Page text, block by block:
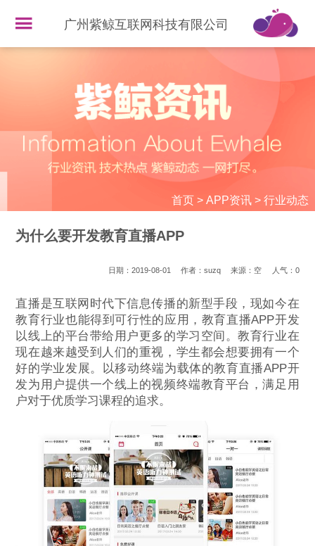
广州紫鲸互联网科技有限公司
首页> APP资讯> 行业动态
为什么要开发教育直播APP
日期：2019-08-01 作者：suzq 来源：空 人气： 0
直播是互联网时代下信息传播的新型手段，现如今在
教育行业也能得到可行性的应用，教育直播APP开发
以线上的平台带给用户更多的学习空间。教育行业在
现在越来越受到人们的重视，学生都会想要拥有一个
好的学业发展。以移动终端为载体的教育直播APP开
发为用户提供一个线上的视频终端教育平台，满足用
户对于优质学习课程的追求。